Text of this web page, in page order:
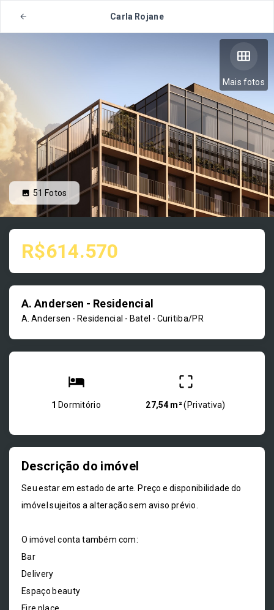
Carla Rojane
Mais fotos
51 Fotos
R$614.570
A. Andersen - Residencial
A. Andersen - Residencial - Batel - Curitiba/PR
1 Dormitório 27,54 m²( Privativa)
Descrição do imóvel
Seu estar em estado de arte. Preço e disponibilidade do
imóvel sujeitos a alteração sem aviso prévio.
O imóvel conta também com:
Bar
Delivery
Espaço beauty